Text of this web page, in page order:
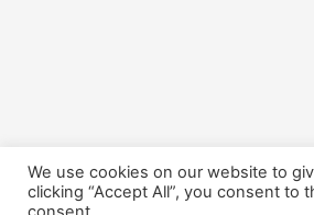
We use cookies on our website to
clicking “Accept All”, you consent